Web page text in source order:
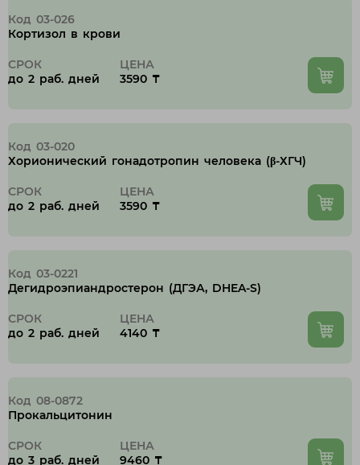
Код 03-026
Кортизол в крови
СРОК
до 2 раб. дней
ЦЕНА
3590 ₸
Код 03-020
Хорионический гонадотропин человека (β-ХГЧ)
СРОК
до 2 раб. дней
ЦЕНА
3590 ₸
Код 03-0221
Дегидроэпиандростерон (ДГЭА, DHEA-S)
СРОК
до 2 раб. дней
ЦЕНА
4140 ₸
Код 08-0872
Прокальцитонин
СРОК
до 3 раб. дней
ЦЕНА
9460 ₸